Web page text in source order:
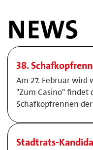
NEWS
38.
Am 27. Februar wird
"Zum Casino" findet
Schafkopfrennen
Stadtrats-